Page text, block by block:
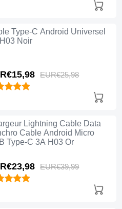
Type-C Android Universel
Noir
98 EUR€25,98
Lightning Cable Data
Cable Android Micro
Type-C 3A H03 Or
98 EUR€39,99